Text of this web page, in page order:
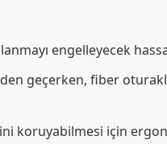
engelleyecek
geçerken, fiber
koruyabilmesi için